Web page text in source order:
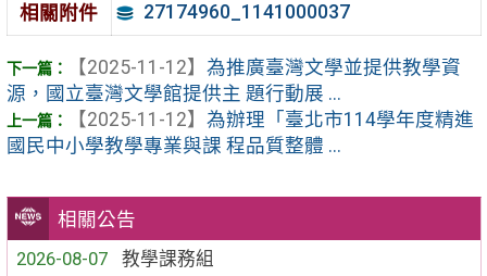
相關公告
2026-08-07
教學課務組
相關附件 27174960_1141000037
【2025-11-12】 為推廣臺灣文學並提供教學資
源，國立臺灣文學館提供主 題行動展 ...
【2025-11-12】 為辦理「臺北市114學年度精進
國民中小學教學專業與課 程品質整體 ...